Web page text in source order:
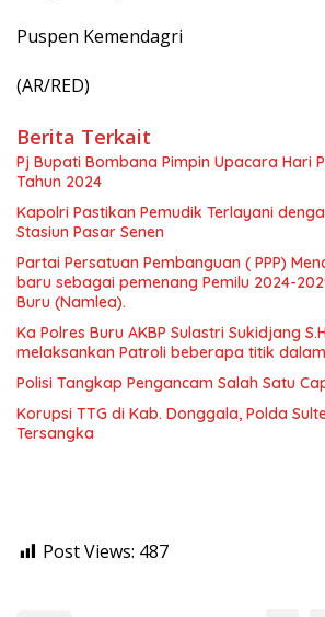
Puspen Kemendagri
(AR/RED)
Berita Terkait
Pj Bupati Bombana Pimpin Upacara Hari
Tahun 2024
Kapolri Pastikan Pemudik Terlayani
Stasiun Pasar Senen
Partai Persatuan Pembanguan ( PPP)
baru sebagai pemenang Pemilu 2024-
Buru (Namlea).
Ka Polres Buru AKBP Sulastri Sukidjang
melaksankan Patroli beberapa titik
Polisi Tangkap Pengancam Salah Satu
Korupsi TTG di Kab. Donggala, Polda
Tersangka
Post Views: 487